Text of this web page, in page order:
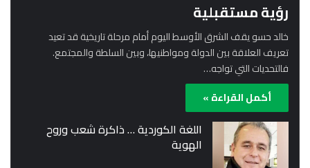
رؤية مستقبلية
خالد حسو يقف الشرق الأوسط اليوم أمام مرحلة تاريخية قد تعيد
تعريف العلاقة بين الدولة ومواطنيها، وبين السلطة والمجتمع.
فالتحديات التي تواجه…
أكمل القراءة »
اللغة الكوردية … ذاكرة شعب وروح
الهوية